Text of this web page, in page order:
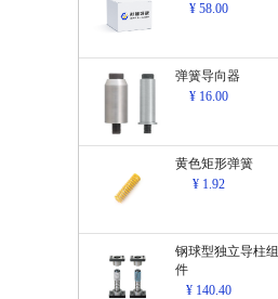
¥ 58.00
弹簧导向器
¥ 16.00
黄色矩形弹簧
¥ 1.92
钢球型独立导柱组
件
¥ 140.40